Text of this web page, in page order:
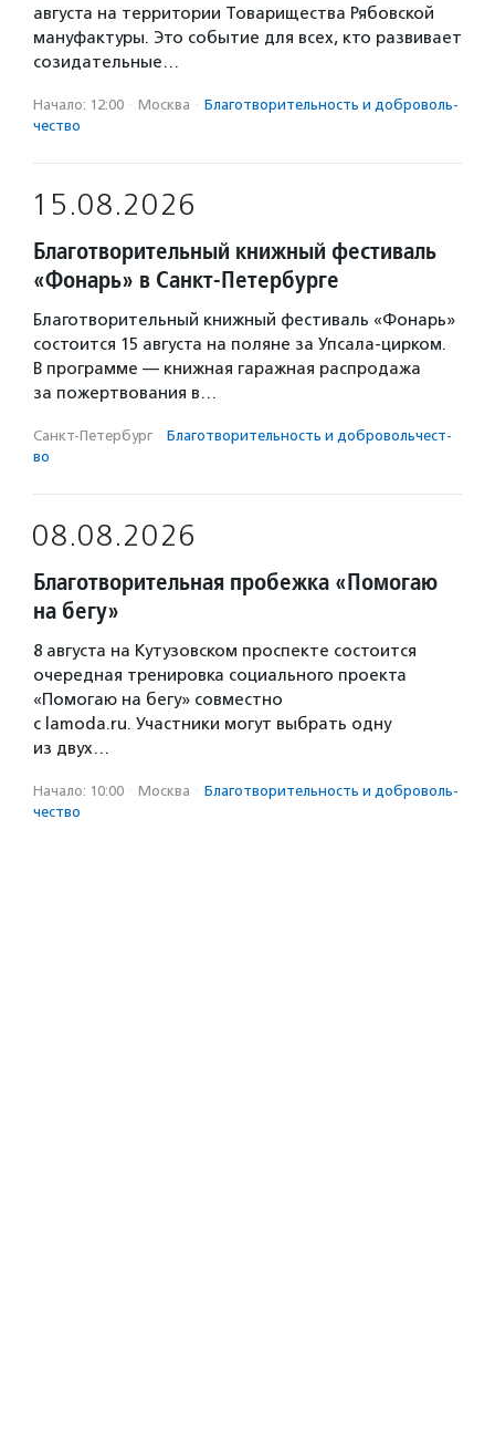
августа на территории Товарищества Рябовской
мануфактуры. Это событие для всех, кто развивает
созидательные…
Начало: 12:00 · Москва · Благотвори­тель­ность и доброволь­
чест­во
15.08.2026
Благотворительный книжный фестиваль
«Фонарь» в Санкт-Петербурге
Благотворительный книжный фестиваль «Фонарь»
состоится 15 августа на поляне за Упсала-цирком.
В программе — книжная гаражная распродажа
за пожертвования в…
Санкт-Петербург · Благотвори­тель­ность и доброволь­чест­
во
08.08.2026
Благотворительная пробежка «Помогаю
на бегу»
8 августа на Кутузовском проспекте состоится
очередная тренировка социального проекта
«Помогаю на бегу» совместно
с lamoda.ru. Участники могут выбрать одну
из двух…
Начало: 10:00 · Москва · Благотвори­тель­ность и доброволь­
чест­во